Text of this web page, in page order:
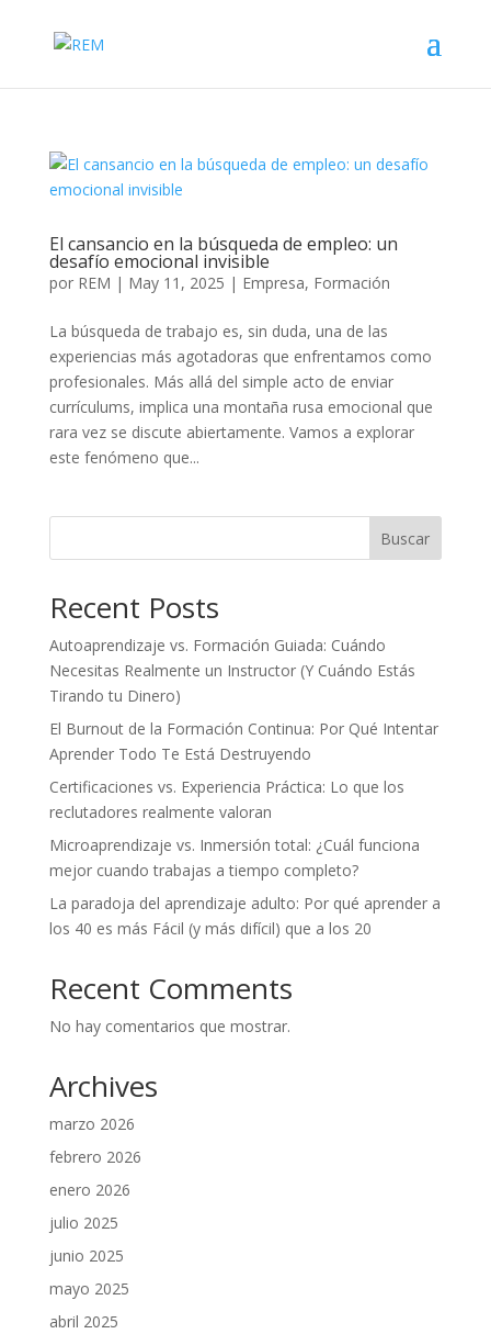
El cansancio en la búsqueda de empleo: un
desafío emocional invisible
por REM | May 11, 2025 | Empresa, Formación
La búsqueda de trabajo es, sin duda, una de las
experiencias más agotadoras que enfrentamos como
profesionales. Más allá del simple acto de enviar
currículums, implica una montaña rusa emocional que
rara vez se discute abiertamente. Vamos a explorar
este fenómeno que...
Buscar
Recent Posts
Autoaprendizaje vs. Formación Guiada: Cuándo
Necesitas Realmente un Instructor (Y Cuándo Estás
Tirando tu Dinero)
El Burnout de la Formación Continua: Por Qué Intentar
Aprender Todo Te Está Destruyendo
Certificaciones vs. Experiencia Práctica: Lo que los
reclutadores realmente valoran
Microaprendizaje vs. Inmersión total: ¿Cuál funciona
mejor cuando trabajas a tiempo completo?
La paradoja del aprendizaje adulto: Por qué aprender a
los 40 es más Fácil (y más difícil) que a los 20
Recent Comments
No hay comentarios que mostrar.
Archives
marzo 2026
febrero 2026
enero 2026
julio 2025
junio 2025
mayo 2025
abril 2025